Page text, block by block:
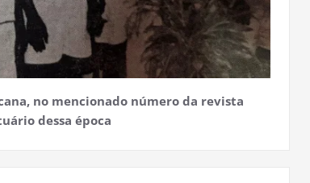
no mencionado número da revista
dessa época